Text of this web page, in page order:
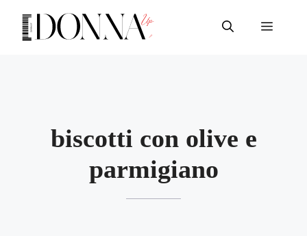
contenuto
Menu
biscotti con olive e
parmigiano